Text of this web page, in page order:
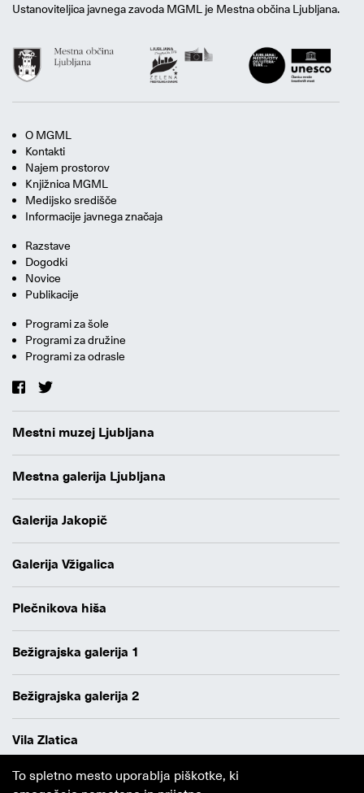
Ustanoviteljica javnega zavoda MGML je Mestna občina Ljubljana.
O MGML
Kontakti
Najem prostorov
Knjižnica MGML
Medijsko središče
Informacije javnega značaja
Razstave
Dogodki
Novice
Publikacije
Programi za šole
Programi za družine
Programi za odrasle
Mestni muzej Ljubljana
Mestna galerija Ljubljana
Galerija Jakopič
Galerija Vžigalica
Plečnikova hiša
Bežigrajska galerija 1
Bežigrajska galerija 2
Vila Zlatica
Varstvo osebnih podatkov
To spletno mesto uporablja piškotke, ki